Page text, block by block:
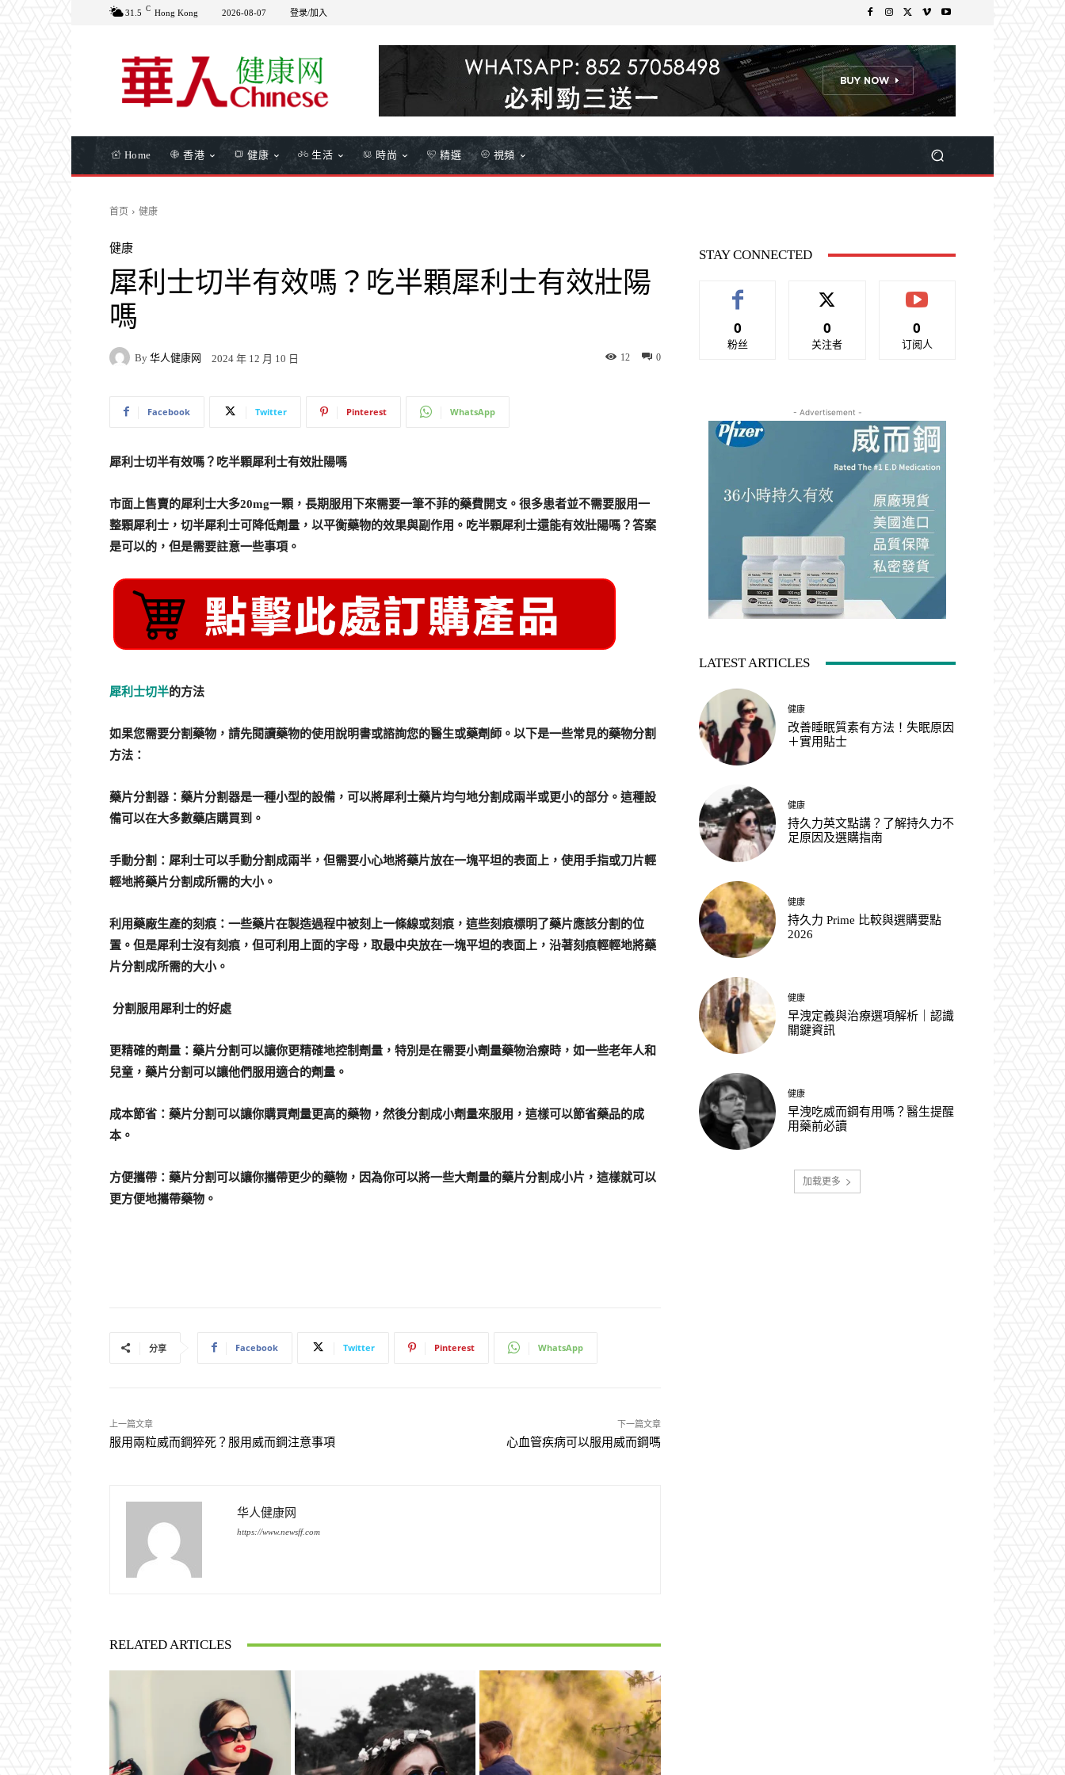
31.5 C Hong Kong 2026-08-07 登录/加入
Home 香港 健康 生活 時尚 精選 視頻
首页 健康
健康
犀利士切半有效嗎？吃半顆犀利士有效壯陽
嗎
By 华人健康网 2024 年 12 月 10 日 0
12
Facebook Twitter Pinterest WhatsApp
犀利士切半有效嗎？吃半顆犀利士有效壯陽嗎
市面上售賣的犀利士大多20mg一顆，長期服用下來需要一筆不菲的藥費開支。很多患者並不需要服用一
整顆犀利士，切半犀利士可降低劑量，以平衡藥物的效果與副作用。吃半顆犀利士還能有效壯陽嗎？答案
是可以的，但是需要註意一些事項。
犀利士切半的方法
如果您需要分割藥物，請先閱讀藥物的使用說明書或諮詢您的醫生或藥劑師。以下是一些常見的藥物分割
方法：
藥片分割器：藥片分割器是一種小型的設備，可以將犀利士藥片均勻地分割成兩半或更小的部分。這種設
備可以在大多數藥店購買到。
手動分割：犀利士可以手動分割成兩半，但需要小心地將藥片放在一塊平坦的表面上，使用手指或刀片輕
輕地將藥片分割成所需的大小。
利用藥廠生產的刻痕：一些藥片在製造過程中被刻上一條線或刻痕，這些刻痕標明了藥片應該分割的位
置。但是犀利士沒有刻痕，但可利用上面的字母，取最中央放在一塊平坦的表面上，沿著刻痕輕輕地將藥
片分割成所需的大小。
分割服用犀利士的好處
更精確的劑量：藥片分割可以讓你更精確地控制劑量，特別是在需要小劑量藥物治療時，如一些老年人和
兒童，藥片分割可以讓他們服用適合的劑量。
成本節省：藥片分割可以讓你購買劑量更高的藥物，然後分割成小劑量來服用，這樣可以節省藥品的成
本。
方便攜帶：藥片分割可以讓你攜帶更少的藥物，因為你可以將一些大劑量的藥片分割成小片，這樣就可以
更方便地攜帶藥物。
分享 Facebook Twitter Pinterest WhatsApp
上一篇文章
服用兩粒威而鋼猝死？服用威而鋼注意事項
下一篇文章
心血管疾病可以服用威而鋼嗎
华人健康网
https://www.newsff.com
RELATED ARTICLES
STAY CONNECTED
0
粉丝
0
关注者
0
订阅人
- Advertisement -
LATEST ARTICLES
健康
改善睡眠質素有方法！失眠原因
＋實用貼士
健康
持久力英文點講？了解持久力不
足原因及選購指南
健康
持久力 Prime 比較與選購要點
2026
健康
早洩定義與治療選項解析｜認識
關鍵資訊
健康
早洩吃威而鋼有用嗎？醫生提醒
用藥前必讀
加载更多